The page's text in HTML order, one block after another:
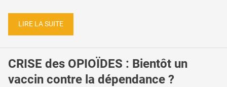
LIRE LA SUITE
CRISE des OPIOÏDES : Bientôt un
vaccin contre la dépendance ?